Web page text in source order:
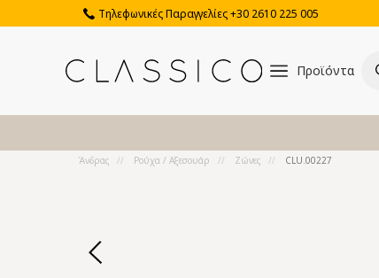
Τηλεφωνικές Παραγγελίες +30 2610 225 005
Προϊόντα
Άνδρας Ρούχα / Αξεσουάρ Ζώνες CLU.00227